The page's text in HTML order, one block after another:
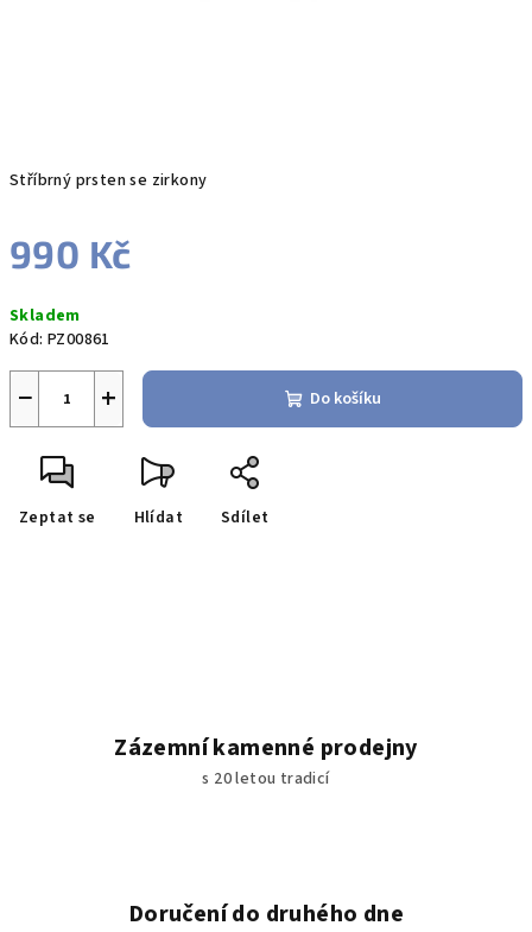
Stříbrný prsten se zirkony
990 Kč
cena:
Skladem
Kód: PZ00861
+
− Do košíku
Zeptat se Hlídat Sdílet
Zázemní kamenné prodejny
s 20 letou tradicí
Doručení do druhého dne